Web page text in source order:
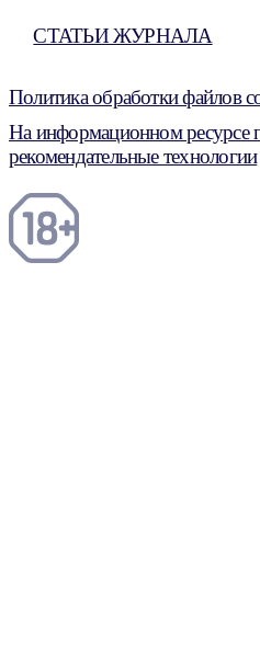
СТАТЬИ ЖУРНАЛА
Политика обработки файлов
На информационном ресурсе
рекомендательные технологии